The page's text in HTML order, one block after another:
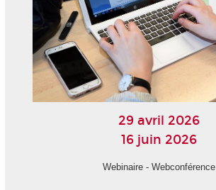
29 avril 2026
16 juin 2026
Webinaire - Webconférence